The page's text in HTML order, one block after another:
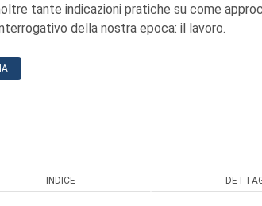
tante indicazioni pratiche su come
della nostra epoca: il lavoro.
INDICE